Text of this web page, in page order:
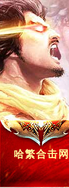
哈繁合击网